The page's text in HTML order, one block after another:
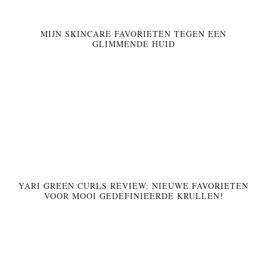
MIJN SKINCARE FAVORIETEN TEGEN EEN
GLIMMENDE HUID
YARI GREEN CURLS REVIEW: NIEUWE FAVORIETEN
VOOR MOOI GEDEFINIEERDE KRULLEN!